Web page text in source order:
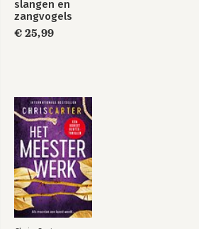
slangen en
zangvogels
€ 25,99